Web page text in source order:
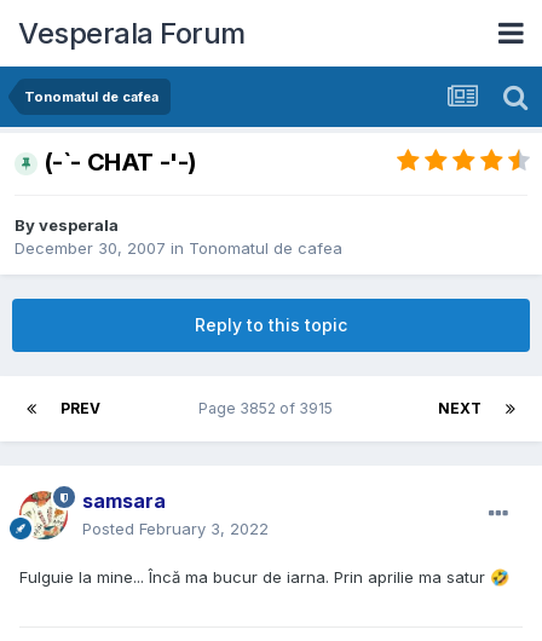
Vesperala Forum
Tonomatul de cafea
(-`- CHAT -'-)
Byvesperala
December 30, 2007 in Tonomatul de cafea
Reply to this topic
PREV NEXT
Page 3852 of 3915
samsara
Posted February 3, 2022
Fulguie la mine... Încă ma bucur de iarna. Prin aprilie ma satur 🤣